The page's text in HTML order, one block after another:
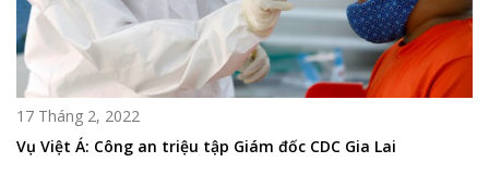
17 Tháng 2, 2022
Vụ Việt Á: Công an triệu tập Giám đốc CDC Gia Lai